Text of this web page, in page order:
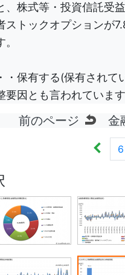
、株式等・投資信託受
ストックオプションが
保有する(保有されて
因とも言われています
前のページ 金
6